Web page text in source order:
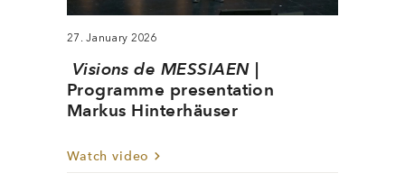
27. January 2026
Visions de MESSIAEN |
Programme presentation
Markus Hinterhäuser
Watch video